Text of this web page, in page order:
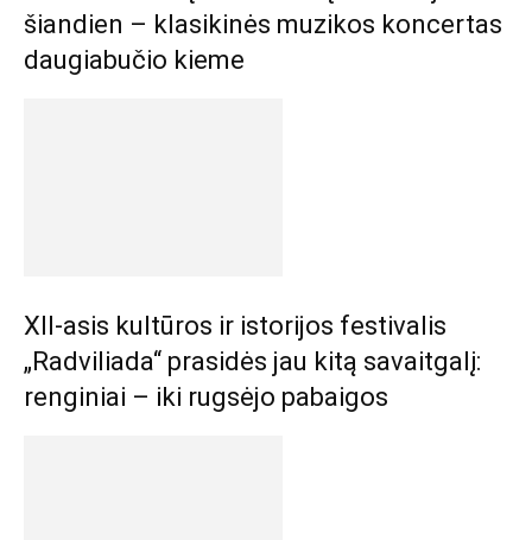
šiandien – klasikinės muzikos koncertas
daugiabučio kieme
XII-asis kultūros ir istorijos festivalis
„Radviliada“ prasidės jau kitą savaitgalį:
renginiai – iki rugsėjo pabaigos